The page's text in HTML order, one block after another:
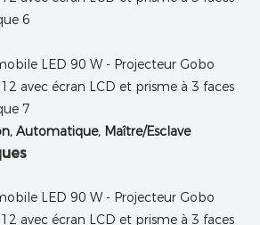
Automatique, Maître/Esclave